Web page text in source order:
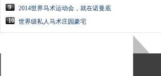
9
2014世界马术运动会，就在诺曼底
10 世界级私人马术庄园豪宅